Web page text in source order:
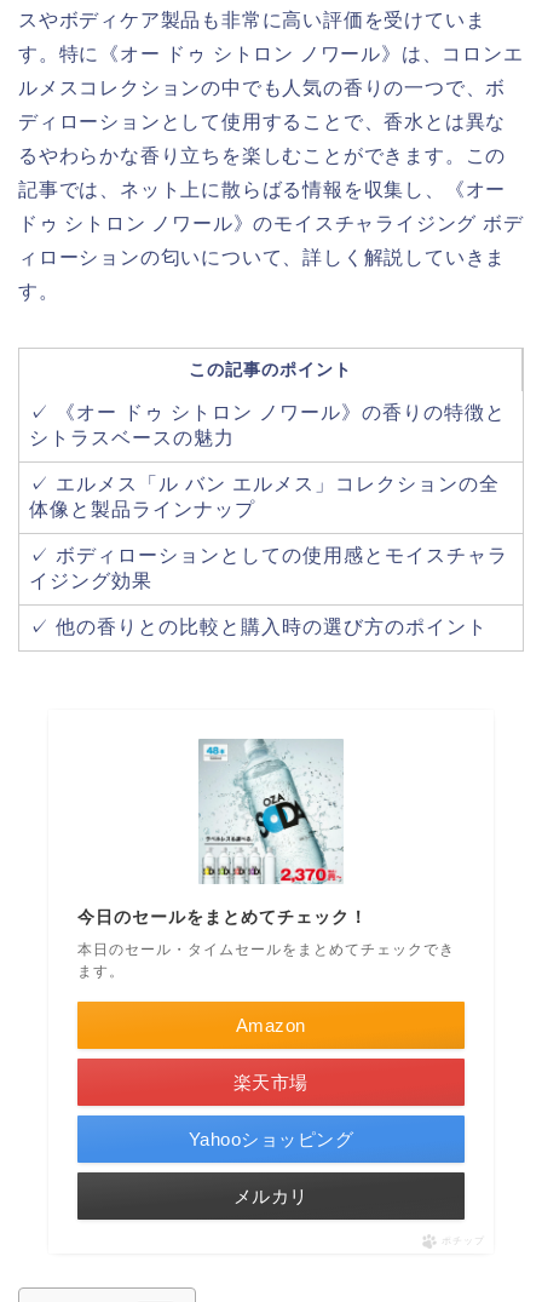
スやボディケア製品も非常に高い評価を受けていま
す。特に《オー ドゥ シトロン ノワール》は、コロンエ
ルメスコレクションの中でも人気の香りの一つで、ボ
ディローションとして使用することで、香水とは異な
るやわらかな香り立ちを楽しむことができます。この
記事では、ネット上に散らばる情報を収集し、《オー
ドゥ シトロン ノワール》のモイスチャライジング ボデ
ィローションの匂いについて、詳しく解説していきま
す。
この記事のポイント
✓ 《オー ドゥ シトロン ノワール》の香りの特徴と
シトラスベースの魅力
✓ エルメス「ル バン エルメス」コレクションの全
体像と製品ラインナップ
✓ ボディローションとしての使用感とモイスチャラ
イジング効果
✓ 他の香りとの比較と購入時の選び方のポイント
今日のセールをまとめてチェック！
本日のセール・タイムセールをまとめてチェックでき
ます。
Amazon
楽天市場
Yahooショッピング
メルカリ
ポチップ